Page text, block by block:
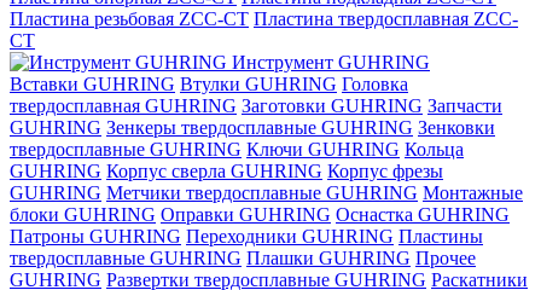
Пластина резьбовая ZCC-CT Пластина твердосплавная ZCC-
CT
Инструмент GUHRING
Вставки GUHRING Втулки GUHRING Головка
твердосплавная GUHRING Заготовки GUHRING Запчасти
GUHRING Зенкеры твердосплавные GUHRING Зенковки
твердосплавные GUHRING Ключи GUHRING Кольца
GUHRING Корпус сверла GUHRING Корпус фрезы
GUHRING Метчики твердосплавные GUHRING Монтажные
блоки GUHRING Оправки GUHRING Оснастка GUHRING
Патроны GUHRING Переходники GUHRING Пластины
твердосплавные GUHRING Плашки GUHRING Прочее
GUHRING Развертки твердосплавные GUHRING Раскатники